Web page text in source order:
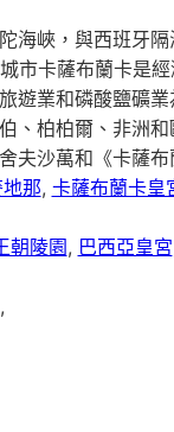
海峽，與西班牙
卡薩布蘭卡是
遊業和磷酸鹽礦
柏柏爾、非洲
夫沙萬和《卡薩布
那, 卡薩布蘭卡皇
朝陵園, 巴西亞皇宮
,